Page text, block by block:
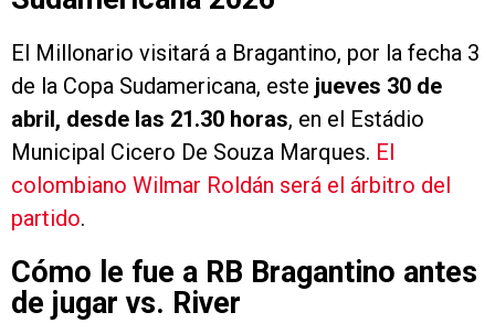
El Millonario visitará a Bragantino, por la fecha 3
de la Copa Sudamericana, este jueves 30 de
abril, desde las 21.30 horas, en el Estádio
Municipal Cicero De Souza Marques. El
colombiano Wilmar Roldán será el árbitro del
partido.
Cómo le fue a RB Bragantino antes
de jugar vs. River